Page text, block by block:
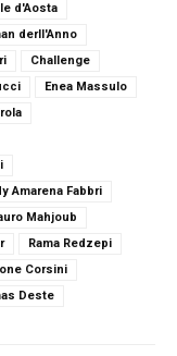
d'Aosta
derll'Anno
Challenge
Enea Massulo
Amarena Fabbri
Mahjoub
Rama Redzepi
Corsini
Deste